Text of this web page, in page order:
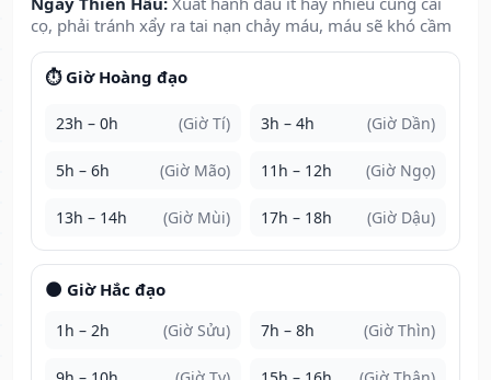
cọ, phải tránh xẩy ra tai nạn chảy máu, máu sẽ khó cầm
⏱️ Giờ Hoàng đạo
23h – 0h (Giờ Tí) 3h – 4h (Giờ Dần)
5h – 6h (Giờ Mão) 11h – 12h (Giờ Ngọ)
13h – 14h (Giờ Mùi) 17h – 18h (Giờ Dậu)
🌑 Giờ Hắc đạo
1h – 2h (Giờ Sửu) 7h – 8h (Giờ Thìn)